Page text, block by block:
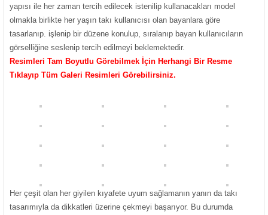
yapısı ile her zaman tercih edilecek istenilip kullanacakları model
olmakla birlikte her yaşın takı kullanıcısı olan bayanlara göre
tasarlanıp. işlenip bir düzene konulup, sıralanıp bayan kullanıcıların
görselliğine seslenip tercih edilmeyi beklemektedir.
Resimleri Tam Boyutlu Görebilmek İçin Herhangi Bir Resme
Tıklayıp Tüm Galeri Resimleri Görebilirsiniz.
Her çeşit olan her giyilen kıyafete uyum sağlamanın yanın da takı
tasarımıyla da dikkatleri üzerine çekmeyi başarıyor. Bu durumda